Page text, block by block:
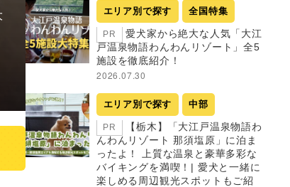
エリア別で探す 全国特集
PR
愛犬家から絶大な人気「大江
戸温泉物語わんわんリゾート」全5
施設を徹底紹介！
2026.07.30
エリア別で探す 中部
PR
【栃木】「大江戸温泉物語わ
んわんリゾート 那須塩原」に泊ま
ったよ！ 上質な温泉と豪華多彩な
バイキングを満喫！| 愛犬と一緒に
楽しめる周辺観光スポットもご紹